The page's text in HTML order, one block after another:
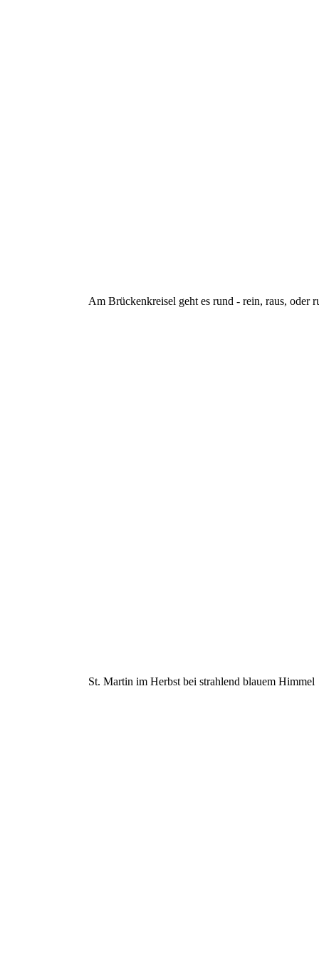
Am Brückenkreisel geht es rund - rein, raus, oder
St. Martin im Herbst bei strahlend blauem Himmel